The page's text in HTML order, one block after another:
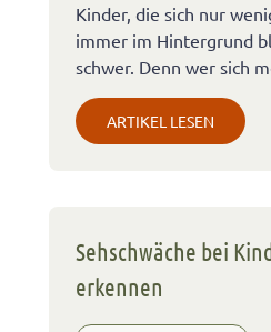
Kinder, die sich nur
immer im Hintergrund
schwer. Denn wer sich
ARTIKEL LESEN
Sehschwäche bei
erkennen